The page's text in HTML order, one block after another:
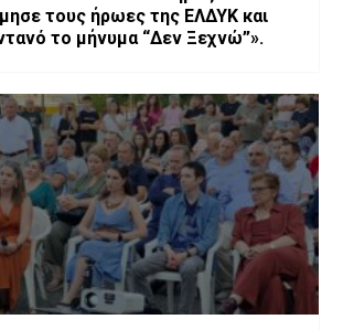
τους ήρωες της ΕΛΔΥΚ και
το μήνυμα “Δεν Ξεχνώ”».